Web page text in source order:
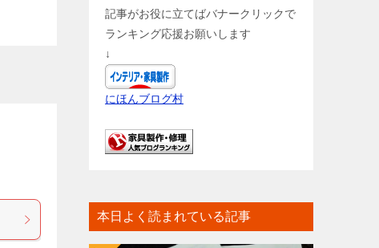
記事がお役に立てばバナークリックで
ランキング応援お願いします
↓
にほんブログ村
本日よく読まれている記事